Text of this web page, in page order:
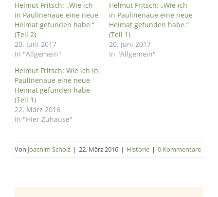
Helmut Fritsch: „Wie ich
in Paulinenaue eine neue
Heimat gefunden habe.“
(Teil 2)
20. Juni 2017
In "Allgemein"
Helmut Fritsch: „Wie ich
in Paulinenaue eine neue
Heimat gefunden habe.“
(Teil 1)
20. Juni 2017
In "Allgemein"
Helmut Fritsch: Wie ich in
Paulinenaue eine neue
Heimat gefunden habe
(Teil 1)
22. März 2016
In "Hier Zuhause"
Von Joachim Scholz | 22. März 2016 | Historie | 0 Kommentare